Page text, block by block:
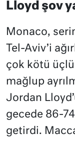
Lloyd şov
Monaco,
Tel-Aviv’i
çok kötü
mağlup
Jordan
gecede 86-
getirdi.